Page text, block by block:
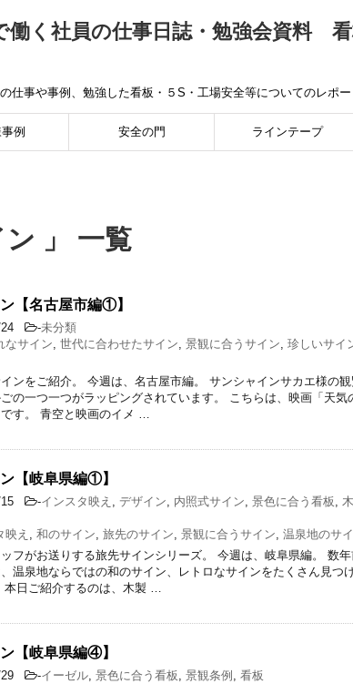
働く社員の仕事日誌・勉強会資料
仕事や事例、勉強した看板・５S・工場安全等についてのレポー
例 安全の門 ラインテープ
ン 」 一覧
【名古屋市編①】
-未分類
なサイン, 世代に合わせたサイン, 景観に合うサイン, 珍しいサイ
ンをご紹介。 今週は、名古屋市編。 サンシャインサカエ様の観
の一つ一つがラッピングされています。 こちらは、映画「天気
す。 青空と映画のイメ …
【岐阜県編①】
-インスタ映え , デザイン, 内照式サイン, 景色に合う看板,
映え , 和のサイン, 旅先のサイン, 景観に合うサイン, 温泉地のサ
フがお送りする旅先サインシリーズ。 今週は、岐阜県編。 数
温泉地ならではの和のサイン、レトロなサインをたくさん見つ
本日ご紹介するのは、木製 …
【岐阜県編④】
-イーゼル, 景色に合う看板, 景観条例 , 看板